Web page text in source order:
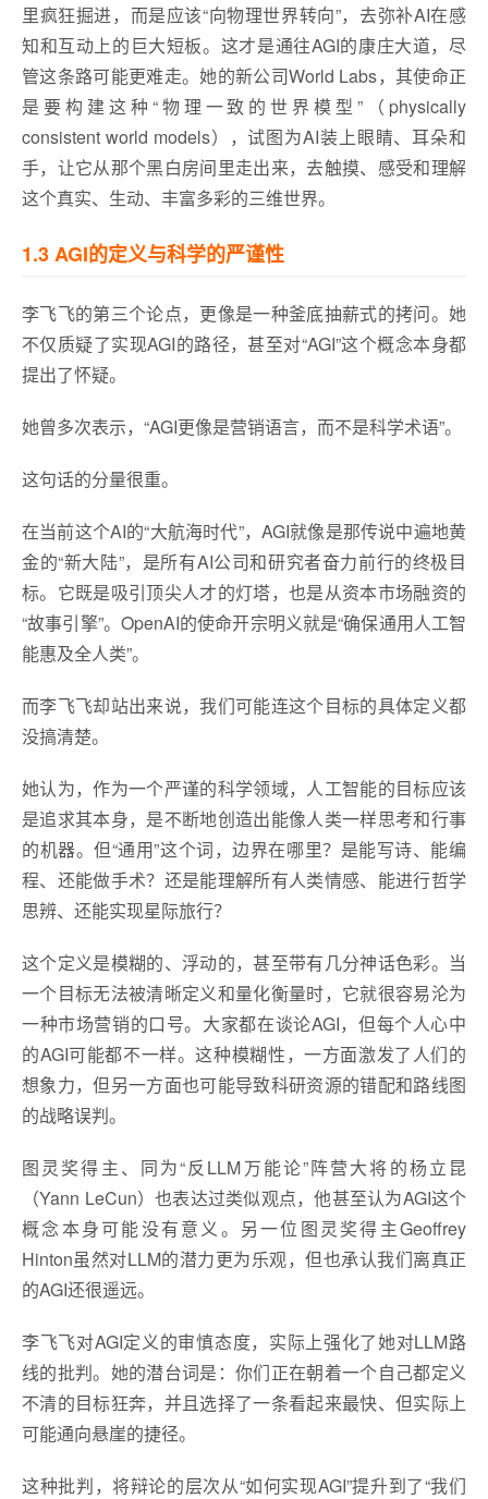
里疯狂掘进，而是应该“向物理世界转向”，去弥补AI在感
知和互动上的巨大短板。这才是通往AGI的康庄大道，尽
管这条路可能更难走。她的新公司World Labs，其使命正
是要构建这种“物理一致的世界模型”（physically
consistent world models），试图为AI装上眼睛、耳朵和
手，让它从那个黑白房间里走出来，去触摸、感受和理解
这个真实、生动、丰富多彩的三维世界。
1.3 AGI的定义与科学的严谨性
李飞飞的第三个论点，更像是一种釜底抽薪式的拷问。她
不仅质疑了实现AGI的路径，甚至对“AGI”这个概念本身都
提出了怀疑。
她曾多次表示，“AGI更像是营销语言，而不是科学术语”。
这句话的分量很重。
在当前这个AI的“大航海时代”，AGI就像是那传说中遍地黄
金的“新大陆”，是所有AI公司和研究者奋力前行的终极目
标。它既是吸引顶尖人才的灯塔，也是从资本市场融资的
“故事引擎”。OpenAI的使命开宗明义就是“确保通用人工智
能惠及全人类”。
而李飞飞却站出来说，我们可能连这个目标的具体定义都
没搞清楚。
她认为，作为一个严谨的科学领域，人工智能的目标应该
是追求其本身，是不断地创造出能像人类一样思考和行事
的机器。但“通用”这个词，边界在哪里？是能写诗、能编
程、还能做手术？还是能理解所有人类情感、能进行哲学
思辨、还能实现星际旅行？
这个定义是模糊的、浮动的，甚至带有几分神话色彩。当
一个目标无法被清晰定义和量化衡量时，它就很容易沦为
一种市场营销的口号。大家都在谈论AGI，但每个人心中
的AGI可能都不一样。这种模糊性，一方面激发了人们的
想象力，但另一方面也可能导致科研资源的错配和路线图
的战略误判。
图灵奖得主、同为“反LLM万能论”阵营大将的杨立昆
（Yann LeCun）也表达过类似观点，他甚至认为AGI这个
概念本身可能没有意义。另一位图灵奖得主Geoffrey
Hinton虽然对LLM的潜力更为乐观，但也承认我们离真正
的AGI还很遥远。
李飞飞对AGI定义的审慎态度，实际上强化了她对LLM路
线的批判。她的潜台词是：你们正在朝着一个自己都定义
不清的目标狂奔，并且选择了一条看起来最快、但实际上
可能通向悬崖的捷径。
这种批判，将辩论的层次从“如何实现AGI”提升到了“我们